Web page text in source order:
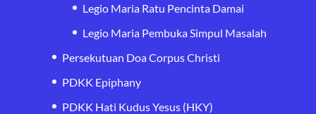
Legio Maria Ratu Pencinta Damai
Legio Maria Pembuka Simpul Masalah
Persekutuan Doa Corpus Christi
PDKK Epiphany
PDKK Hati Kudus Yesus (HKY)